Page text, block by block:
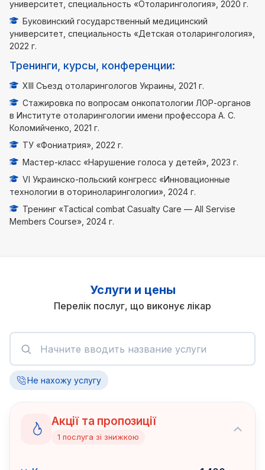
университет, специальность «Отоларингология», 2020 г.
Буковинский государственный медицинский
университет, специальность «Детская отоларингология»,
2022 г.
Тренинги, курсы, конференции:
ХIІІ Съезд отоларингологов Украины, 2021 г.
Стажировка по вопросам онкопатологии ЛОР-органов
в Институте отоларингологии имени профессора А. С.
Коломийченко, 2021 г.
ТУ «Фониатрия», 2022 г.
Мастер-класс «Нарушение голоса у детей», 2023 г.
VI Украинско-польский конгресс «Инновационные
технологии в оториноларингологии», 2024 г.
Тренинг «Tactical combat Casualty Care — All Servise
Members Course», 2024 г.
Услуги и цены
Перелік послуг, що виконує лікар
Не нахожу услугу
Акції та пропозиції
1 послуга зі знижкою